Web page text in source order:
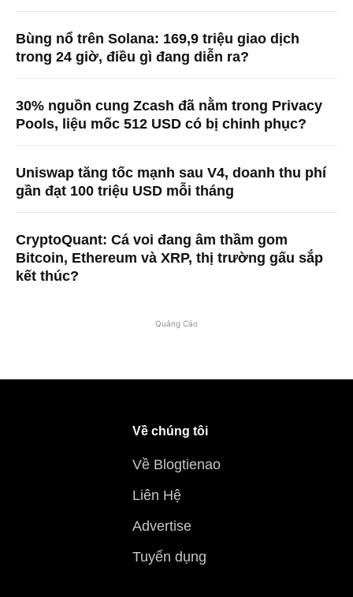
Bùng nổ trên Solana: 169,9 triệu giao dịch
trong 24 giờ, điều gì đang diễn ra?
30% nguồn cung Zcash đã nằm trong Privacy
Pools, liệu mốc 512 USD có bị chinh phục?
Uniswap tăng tốc mạnh sau V4, doanh thu phí
gần đạt 100 triệu USD mỗi tháng
CryptoQuant: Cá voi đang âm thầm gom
Bitcoin, Ethereum và XRP, thị trường gấu sắp
kết thúc?
Quảng Cáo
Về chúng tôi
Về Blogtienao
Liên Hệ
Advertise
Tuyển dụng